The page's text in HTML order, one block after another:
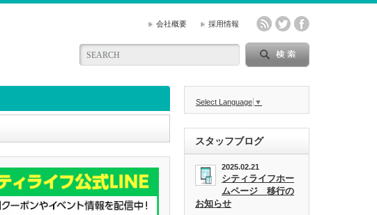
会社概要 採用情報
Select Language ▼
スタッフブログ
2025.02.21
シティライフホー
ムページ 移行の
お知らせ